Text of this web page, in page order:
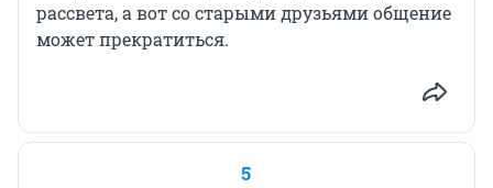
рассвета, а вот со старыми друзьями общение
может прекратиться.
5